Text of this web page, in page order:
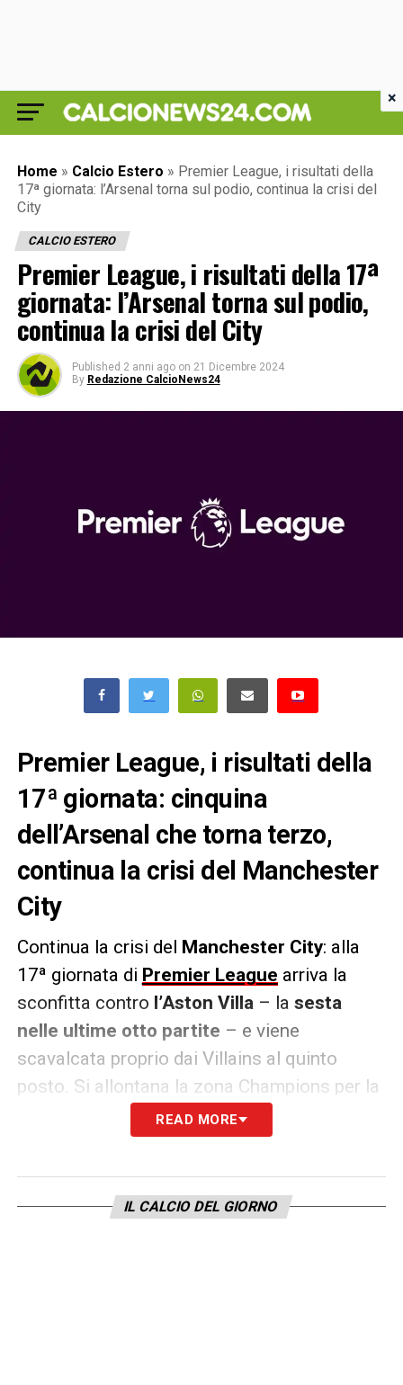
Home » Calcio Estero » Premier League, i risultati della
17ª giornata: l’Arsenal torna sul podio, continua la crisi del
City
CALCIO ESTERO
Premier League, i risultati della 17ª
giornata: l’Arsenal torna sul podio,
continua la crisi del City
Published 2 anni ago on 21 Dicembre 2024
By Redazione CalcioNews24
Premier League, i risultati della
17ª giornata: cinquina
dell’Arsenal che torna terzo,
continua la crisi del Manchester
City
Continua la crisi del Manchester City: alla
17ª giornata di Premier League arriva la
sconfitta contro l’Aston Villa – la sesta
nelle ultime otto partite – e viene
scavalcata proprio dai Villains al quinto
posto. Si allontana la zona Champions per la
squadra di Guardiola visto che là davanti
Arsenal– 5-1 sul Crystal Palace
Brentford. Domani toccherà aChelsea
casa dell’Everton – eLiverpool, ospite del
READ MORE
IL CALCIO DEL GIORNO
×